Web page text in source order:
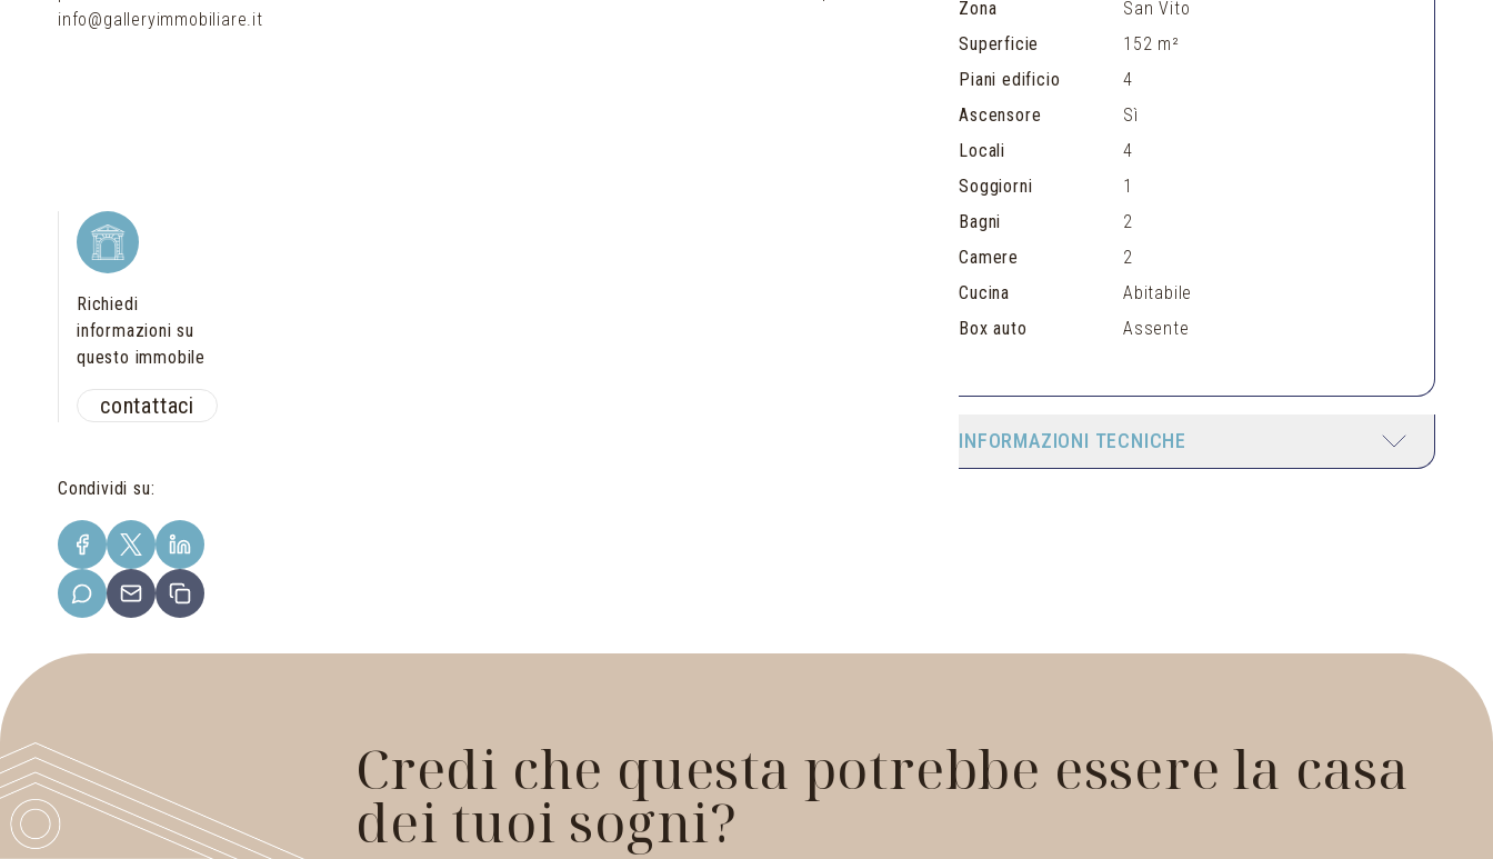
info@galleryimmobiliare.it
Zona
San Vito
Superficie
152 m²
Piani edificio
4
Ascensore
Sì
Locali
4
Soggiorni
1
Bagni
2
Camere
2
Cucina
Abitabile
Box auto
Assente
INFORMAZIONI TECNICHE
Richiedi
informazioni su
questo immobile
contattaci
Condividi su:
Credi che questa potrebbe essere la casa
dei tuoi sogni?